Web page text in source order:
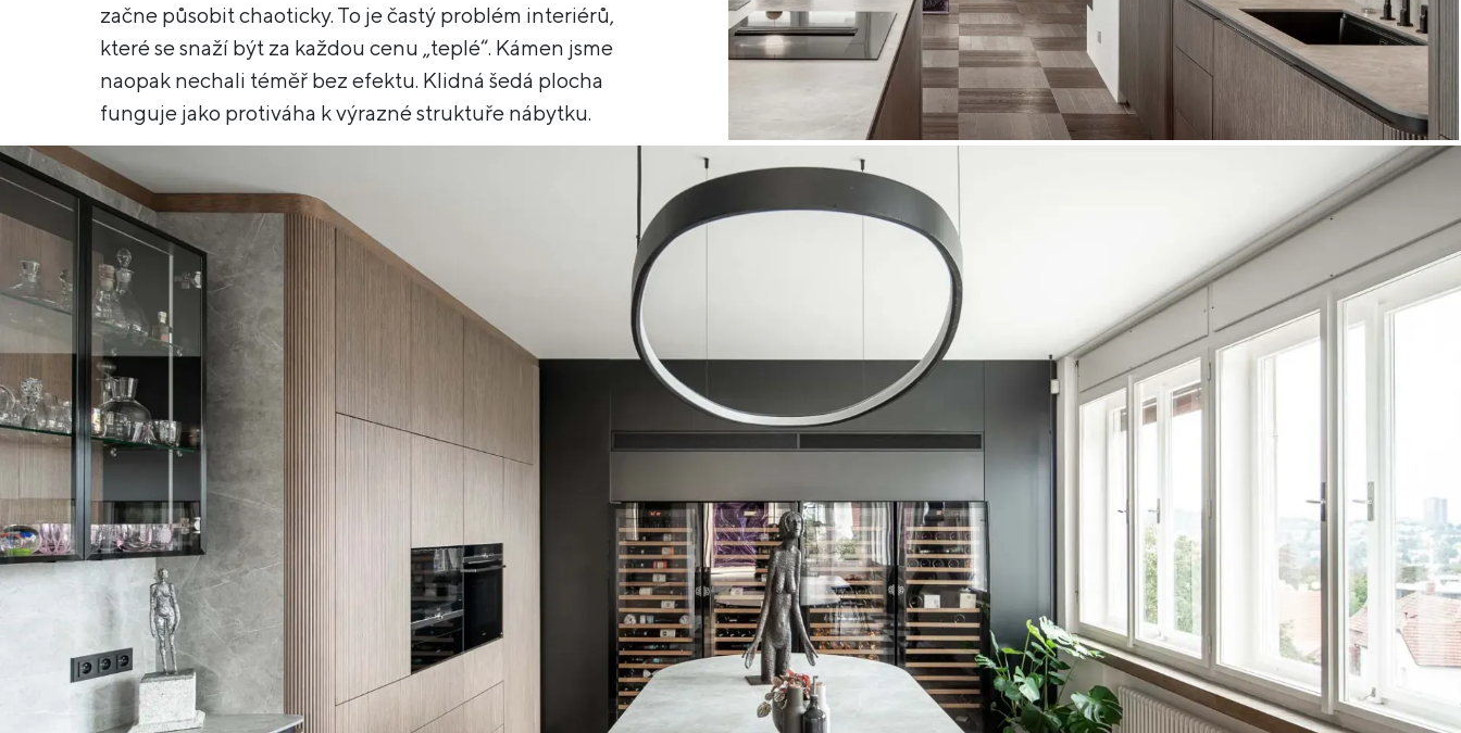
začne působit chaoticky. To je častý problém interiérů,
které se snaží být za každou cenu „teplé“. Kámen jsme
naopak nechali téměř bez efektu. Klidná šedá plocha
funguje jako protiváha k výrazné struktuře nábytku.